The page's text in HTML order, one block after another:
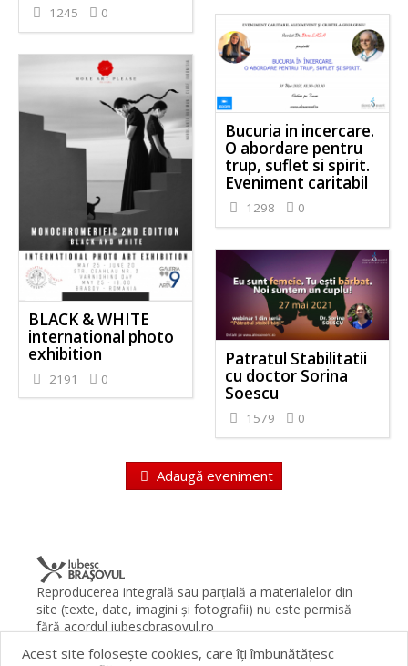
1245 0
Bucuria in incercare.
O abordare pentru
trup, suflet si spirit.
Eveniment caritabil
1298 0
BLACK & WHITE
international photo
exhibition
2191 0
Patratul Stabilitatii
cu doctor Sorina
Soescu
1579 0
Adaugă eveniment
Reproducerea integrală sau parţială a materialelor din
site (texte, date, imagini şi fotografii) nu este permisă
fără acordul iubescbrasovul.ro
Termeni şi condiţii
Contact Despre proiect FAQ
Acest site foloseşte cookies, care îţi îmbunătăţesc